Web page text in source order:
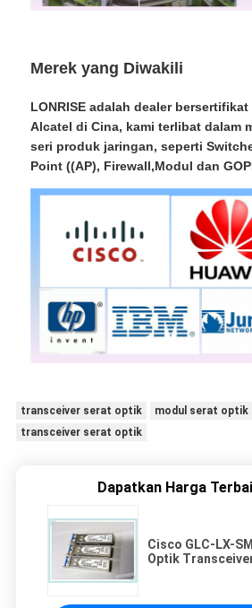
Merek yang Diwakili
LONRISE adalah dealer
Alcatel di Cina, kami terlibat dalam
seri produk jaringan, seperti
Point ((AP), Firewall,Modul dan
transceiver serat optik
modul serat optik
transceiver serat optik
Dapatkan Harga
Cisco GLC-LX-
Optik